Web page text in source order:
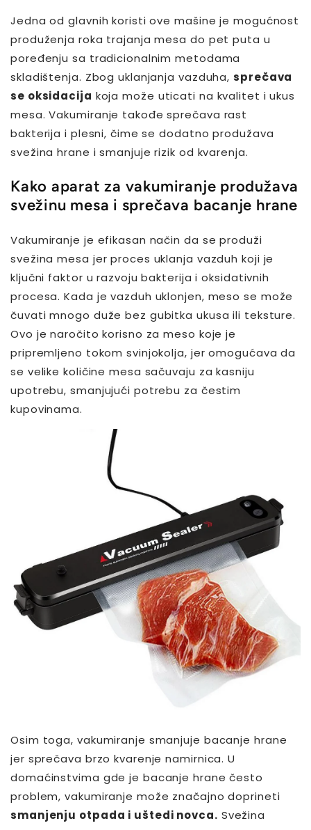
Jedna od glavnih koristi ove mašine je mogućnost
produženja roka trajanja mesa do pet puta u
poređenju sa tradicionalnim metodama
skladištenja. Zbog uklanjanja vazduha,sprečava
se oksidacija koja može uticati na kvalitet i ukus
mesa. Vakumiranje takođe sprečava rast
bakterija i plesni, čime se dodatno produžava
svežina hrane i smanjuje rizik od kvarenja.
Kako aparat za vakumiranje produžava
svežinu mesa i sprečava bacanje hrane
Vakumiranje je efikasan način da se produži
svežina mesa jer proces uklanja vazduh koji je
ključni faktor u razvoju bakterija i oksidativnih
procesa. Kada je vazduh uklonjen, meso se može
čuvati mnogo duže bez gubitka ukusa ili teksture.
Ovo je naročito korisno za meso koje je
pripremljeno tokom svinjokolja, jer omogućava da
se velike količine mesa sačuvaju za kasniju
upotrebu, smanjujući potrebu za čestim
kupovinama.
Osim toga, vakumiranje smanjuje bacanje hrane
jer sprečava brzo kvarenje namirnica. U
domaćinstvima gde je bacanje hrane često
problem, vakumiranje može značajno doprineti
smanjenju otpada i uštedi novca. Svežina